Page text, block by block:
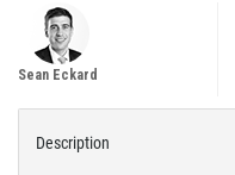
Sean Eckard
Description